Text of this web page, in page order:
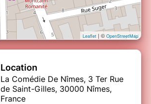
Leaflet | © OpenStreetMap
Location
La Comédie De Nîmes, 3 Ter Rue
de Saint-Gilles, 30000 Nîmes,
France